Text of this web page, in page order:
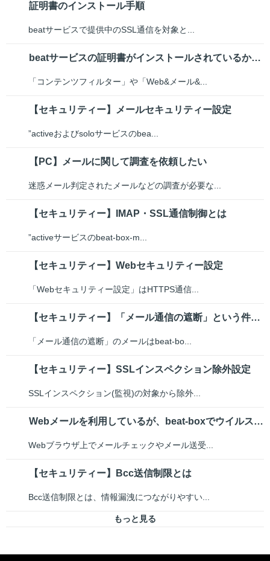
証明書のインストール手順
beatサービスで提供中のSSL通信を対象と...
beatサービスの証明書がインストールされているか確認する方法
「コンテンツフィルター」や「Web&メール&...
【セキュリティー】メールセキュリティー設定
”activeおよびsoloサービスのbea...
【PC】メールに関して調査を依頼したい
迷惑メール判定されたメールなどの調査が必要な...
【セキュリティー】IMAP・SSL通信制御とは
”activeサービスのbeat-box-m...
【セキュリティー】Webセキュリティー設定
「Webセキュリティー設定」はHTTPS通信...
【セキュリティー】「メール通信の遮断」という件名のメールが届いた
「メール通信の遮断」のメールはbeat-bo...
【セキュリティー】SSLインスペクション除外設定
SSLインスペクション(監視)の対象から除外...
Webメールを利用しているが、beat-boxでウイルスチェックされるか
Webブラウザ上でメールチェックやメール送受...
【セキュリティー】Bcc送信制限とは
Bcc送信制限とは、情報漏洩につながりやすい...
もっと見る